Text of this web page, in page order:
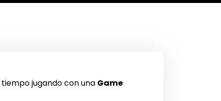
jugando con una Game